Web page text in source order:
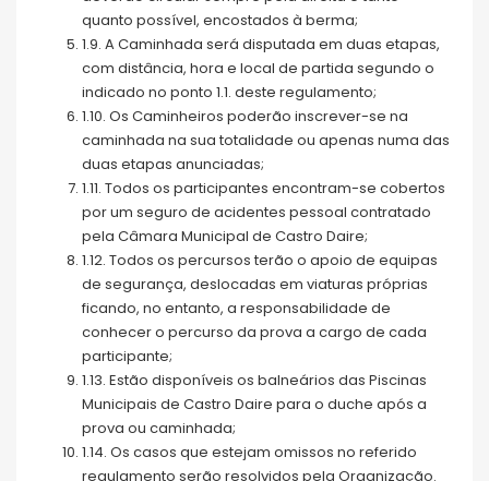
quanto possível, encostados à berma;
1.9. A Caminhada será disputada em duas etapas,
com distância, hora e local de partida segundo o
indicado no ponto 1.1. deste regulamento;
1.10. Os Caminheiros poderão inscrever-se na
caminhada na sua totalidade ou apenas numa das
duas etapas anunciadas;
1.11. Todos os participantes encontram-se cobertos
por um seguro de acidentes pessoal contratado
pela Câmara Municipal de Castro Daire;
1.12. Todos os percursos terão o apoio de equipas
de segurança, deslocadas em viaturas próprias
ficando, no entanto, a responsabilidade de
conhecer o percurso da prova a cargo de cada
participante;
1.13. Estão disponíveis os balneários das Piscinas
Municipais de Castro Daire para o duche após a
prova ou caminhada;
1.14. Os casos que estejam omissos no referido
regulamento serão resolvidos pela Organização.